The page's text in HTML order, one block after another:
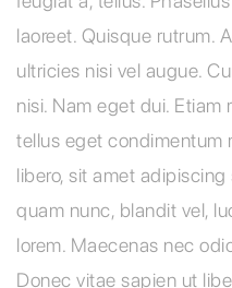
laoreet. Quisque rutrum.
ultricies nisi vel augue.
nisi. Nam eget dui.
tellus eget condimentum
libero, sit amet
quam nunc, blandit vel,
lorem. Maecenas nec
Donec vitae sapien ut